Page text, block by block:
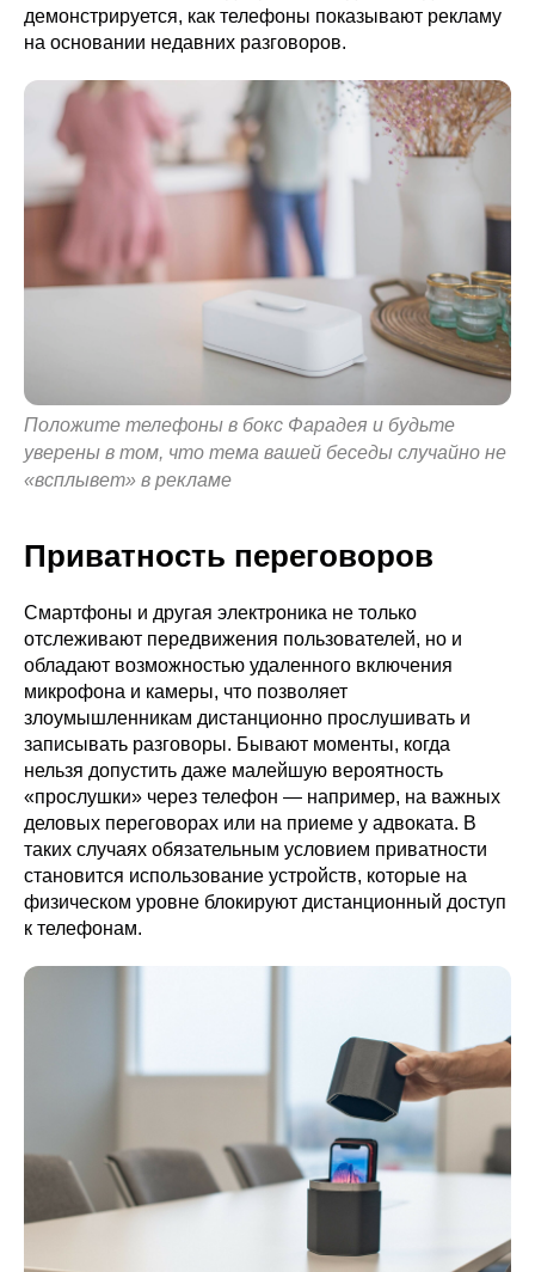
демонстрируется, как телефоны показывают рекламу
на основании недавних разговоров.
Положите телефоны в бокс Фарадея и будьте
уверены в том, что тема вашей беседы случайно не
«всплывет» в рекламе
Приватность переговоров
Смартфоны и другая электроника не только
отслеживают передвижения пользователей, но и
обладают возможностью удаленного включения
микрофона и камеры, что позволяет
злоумышленникам дистанционно прослушивать и
записывать разговоры. Бывают моменты, когда
нельзя допустить даже малейшую вероятность
«прослушки» через телефон — например, на важных
деловых переговорах или на приеме у адвоката. В
таких случаях обязательным условием приватности
становится использование устройств, которые на
физическом уровне блокируют дистанционный доступ
к телефонам.